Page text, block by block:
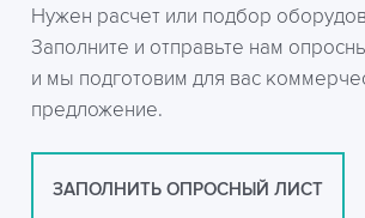
Нужен расчет или подбор
Заполните и отправьте нам
и мы подготовим для вас
предложение.
ЗАПОЛНИТЬ ОПРОСНЫЙ ЛИСТ